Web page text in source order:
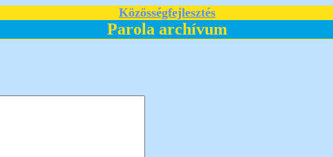
Közösségfejlesztés
Parola archívum